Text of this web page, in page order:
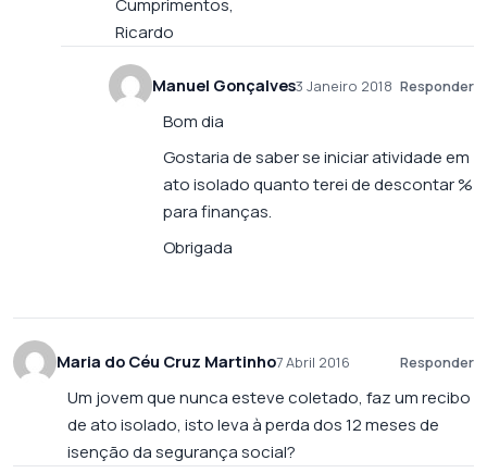
Ricardo
Manuel Gonçalves3 Janeiro 2018 Responder
Bom dia
Gostaria de saber se iniciar atividade em
ato isolado quanto terei de descontar %
para finanças.
Obrigada
Maria do Céu Cruz Martinho7 Abril 2016 Responder
Um jovem que nunca esteve coletado, faz um recibo
de ato isolado, isto leva à perda dos 12 meses de
isenção da segurança social?